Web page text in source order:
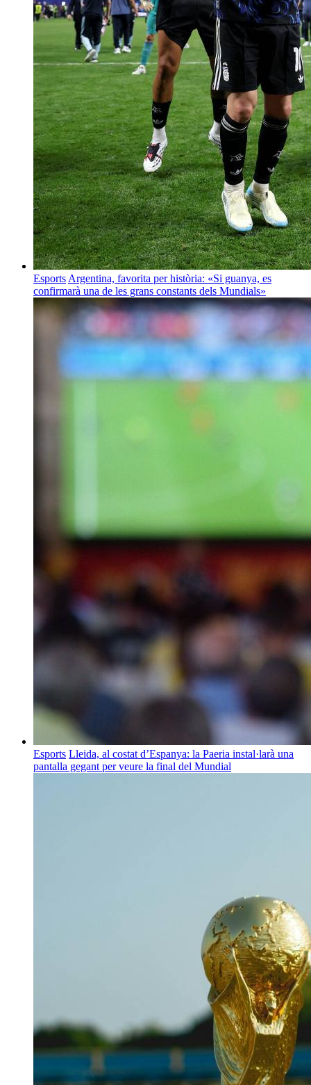
Esports Argentina, favorita per història: «Si guanya, es
confirmarà una de les grans constants dels Mundials»
Esports Lleida, al costat d’Espanya: la Paeria instal·larà una
pantalla gegant per veure la final del Mundial